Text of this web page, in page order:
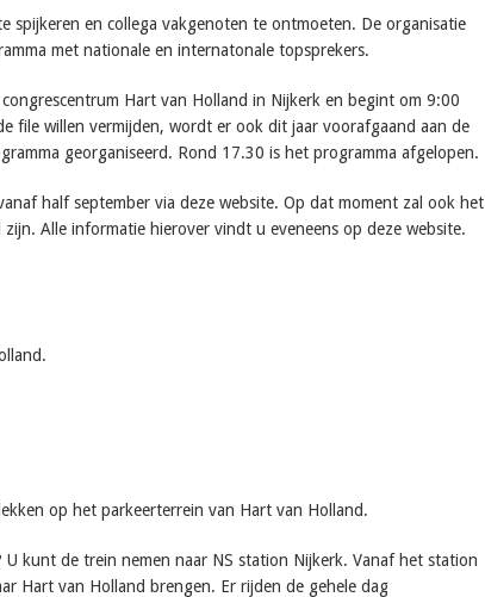
spijkeren en collega vakgenoten te ontmoeten. De organisatie
met nationale en internatonale topsprekers.
Hart van Holland in Nijkerk en begint om 9:00
file willen vermijden, wordt er ook dit jaar voorafgaand aan de
georganiseerd. Rond 17.30 is het programma afgelopen.
half september via deze website. Op dat moment zal ook het
Alle informatie hierover vindt u eveneens op deze website.
op het parkeerterrein van Hart van Holland.
kunt de trein nemen naar NS station Nijkerk. Vanaf het station
Hart van Holland brengen. Er rijden de gehele dag